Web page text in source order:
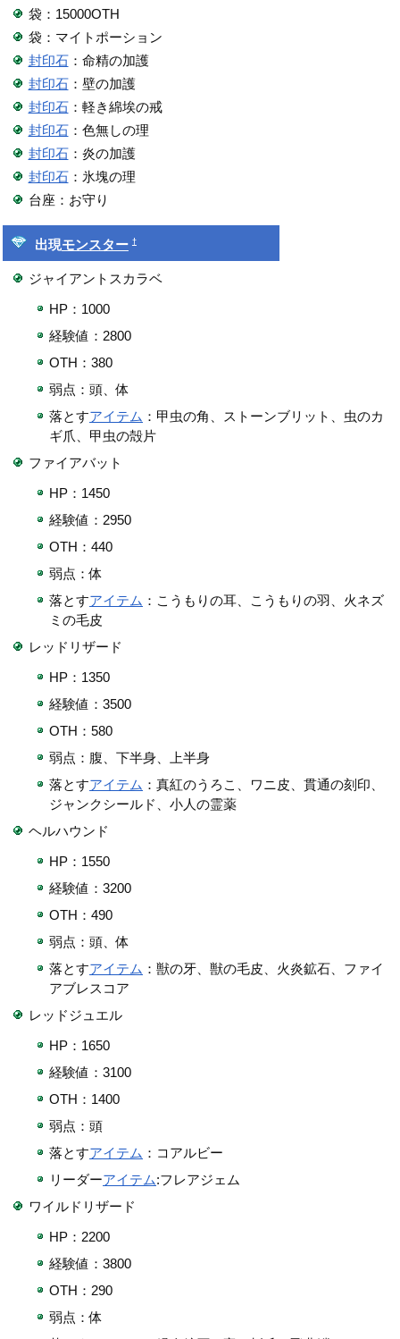
袋：15000OTH
袋：マイトポーション
封印石：命精の加護
封印石：壁の加護
封印石：軽き綿埃の戒
封印石：色無しの理
封印石：炎の加護
封印石：氷塊の理
台座：お守り
出現モンスター †
ジャイアントスカラベ
HP：1000
経験値：2800
OTH：380
弱点：頭、体
落とすアイテム ：甲虫の角、ストーンブリット、虫のカ
ギ爪、甲虫の殻片
ファイアバット
HP：1450
経験値：2950
OTH：440
弱点：体
落とすアイテム ：こうもりの耳、こうもりの羽、火ネズ
ミの毛皮
レッドリザード
HP：1350
経験値：3500
OTH：580
弱点：腹、下半身、上半身
落とすアイテム ：真紅のうろこ、ワニ皮、貫通の刻印、
ジャンクシールド、小人の霊薬
ヘルハウンド
HP：1550
経験値：3200
OTH：490
弱点：頭、体
落とすアイテム ：獣の牙、獣の毛皮、火炎鉱石、ファイ
アブレスコア
レッドジュエル
HP：1650
経験値：3100
OTH：1400
弱点：頭
落とすアイテム ：コアルビー
リーダーアイテム:フレアジェム
ワイルドリザード
HP：2200
経験値：3800
OTH：290
弱点：体